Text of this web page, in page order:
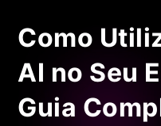
Como
AI no Seu
Guia